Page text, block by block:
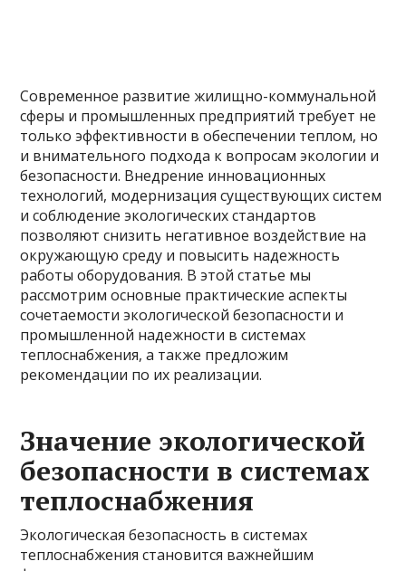
Современное развитие жилищно-коммунальной
сферы и промышленных предприятий требует не
только эффективности в обеспечении теплом, но
и внимательного подхода к вопросам экологии и
безопасности. Внедрение инновационных
технологий, модернизация существующих систем
и соблюдение экологических стандартов
позволяют снизить негативное воздействие на
окружающую среду и повысить надежность
работы оборудования. В этой статье мы
рассмотрим основные практические аспекты
сочетаемости экологической безопасности и
промышленной надежности в системах
теплоснабжения, а также предложим
рекомендации по их реализации.
Значение экологической
безопасности в системах
теплоснабжения
Экологическая безопасность в системах
теплоснабжения становится важнейшим